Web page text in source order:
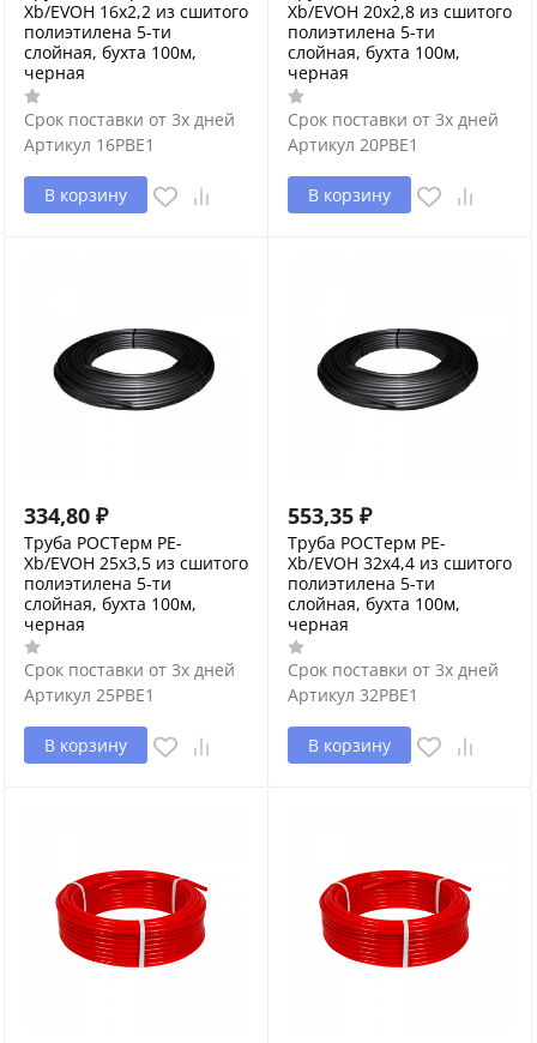
Xb/EVOH 16х2,2 из сшитого
полиэтилена 5-ти
слойная, бухта 100м,
черная
Срок поставки от 3х дней
Артикул 16PBE1
В корзину
Xb/EVOH 20х2,8 из сшитого
полиэтилена 5-ти
слойная, бухта 100м,
черная
Срок поставки от 3х дней
Артикул 20PBE1
В корзину
334,80 ₽
Труба РОСТерм PE-
Xb/EVOH 25х3,5 из сшитого
полиэтилена 5-ти
слойная, бухта 100м,
черная
Срок поставки от 3х дней
Артикул 25PBE1
В корзину
553,35 ₽
Труба РОСТерм PE-
Xb/EVOH 32х4,4 из сшитого
полиэтилена 5-ти
слойная, бухта 100м,
черная
Срок поставки от 3х дней
Артикул 32PBE1
В корзину